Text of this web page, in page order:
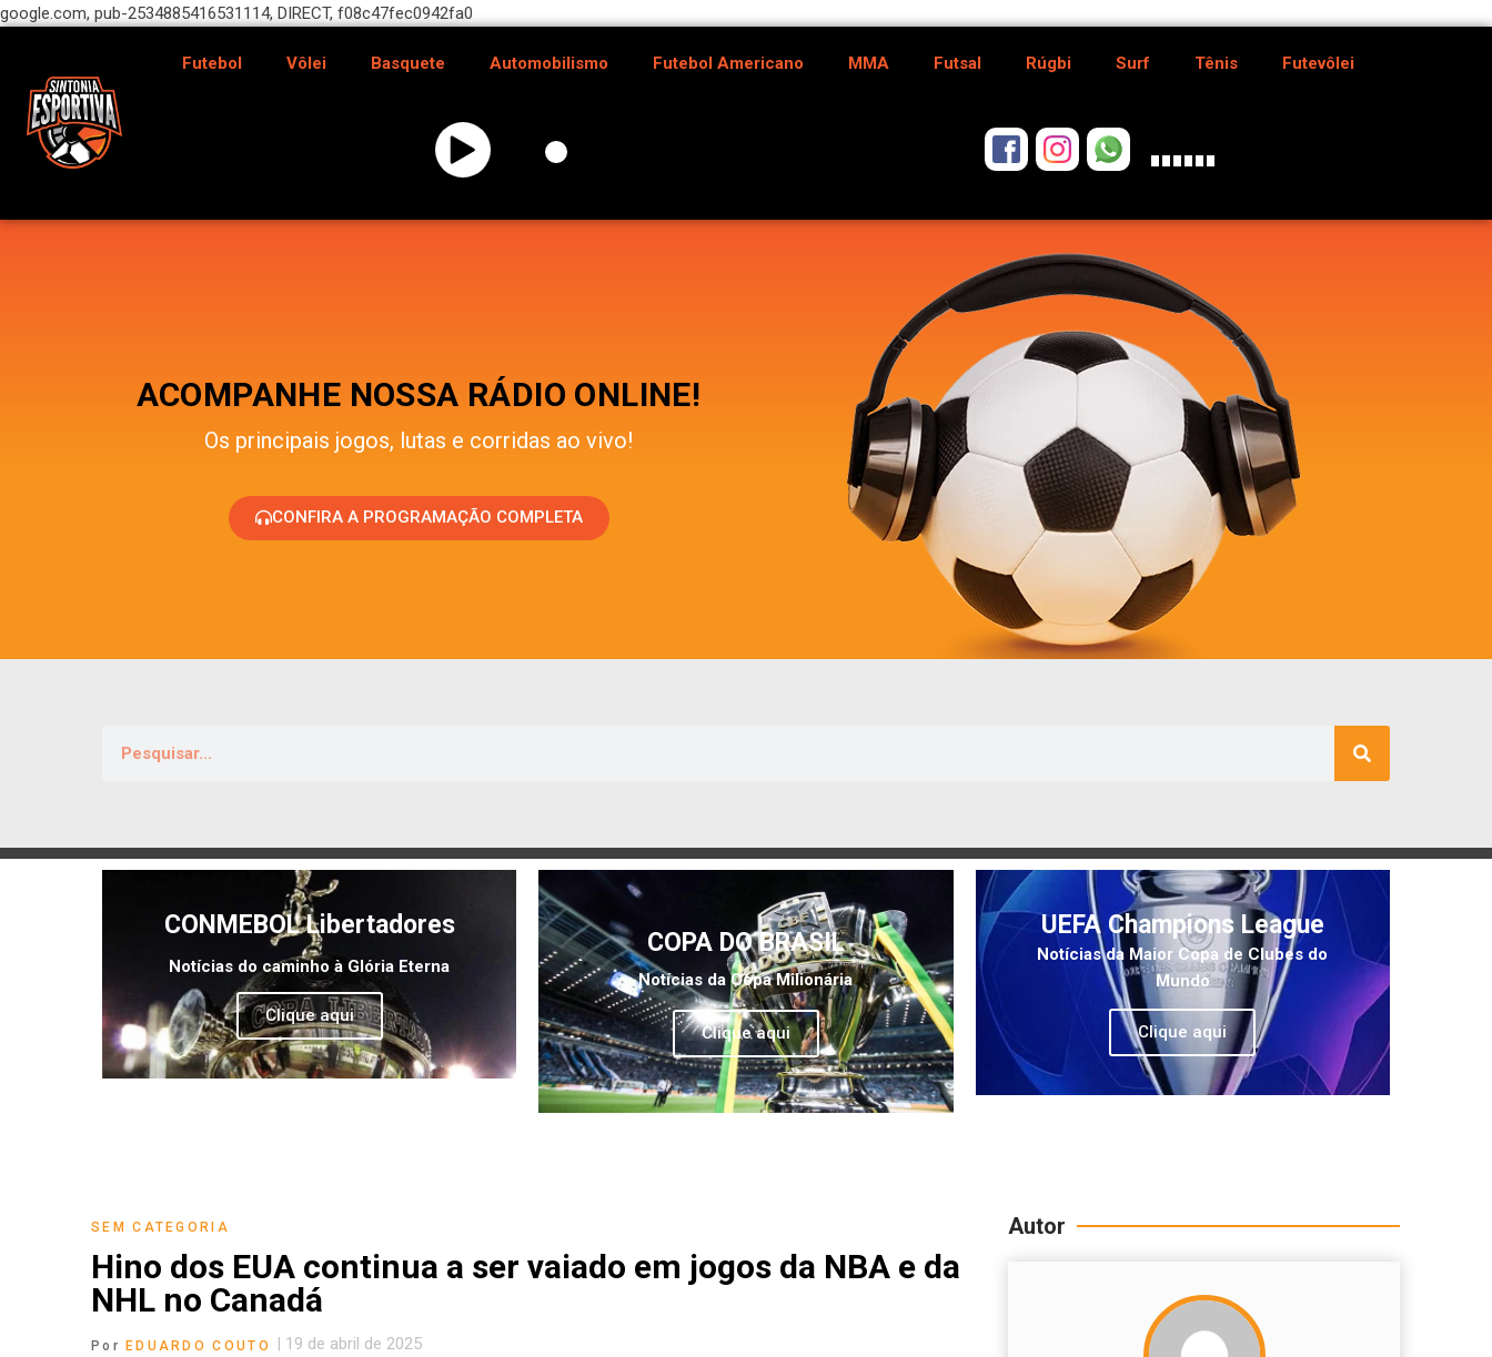
google.com, pub-2534885416531114, DIRECT, f08c47fec0942fa0
Futebol Vôlei Basquete Automobilismo Futebol Americano MMA Futsal Rúgbi Surf Tênis Futevôlei
ACOMPANHE NOSSA RÁDIO ONLINE!
Os principais jogos, lutas e corridas ao vivo!
CONFIRA A PROGRAMAÇÃO COMPLETA
CONMEBOL Libertadores
Notícias do caminho à Glória Eterna
Clique aqui
COPA DO BRASIL
Notícias da Copa Milionária
Clique aqui
UEFA Champions League
Notícias da Maior Copa de Clubes do
Mundo
Clique aqui
SEM CATEGORIA
Hino dos EUA continua a ser vaiado em jogos da NBA e da
NHL no Canadá
Por EDUARDO COUTO | 19 de abril de 2025
Autor